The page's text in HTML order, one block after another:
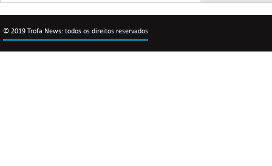
© 2019 Trofa News: todos os direitos reservados